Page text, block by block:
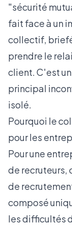
"sécurité
fait face à un
collectif,
prendre le
client. C'est
principal
isolé.
Pourquoi le
pour les
Pour une
de recruteurs,
de
composé
les difficultés